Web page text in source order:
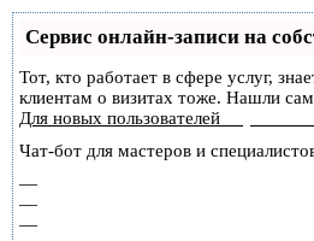
Сервис онлайн-записи на
Тот, кто работает в сфере услуг,
клиентам о визитах тоже. Нашли
Для новых пользователей
Чат-бот для мастеров и
—
—
—